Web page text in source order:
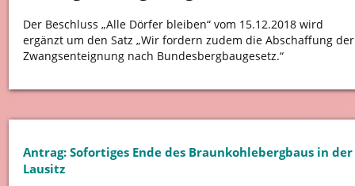
Der Beschluss „Alle Dörfer bleiben“ vom 15.12.2018 wird
ergänzt um den Satz „Wir fordern zudem die Abschaffung der
Zwangsenteignung nach Bundesbergbaugesetz.“
Antrag: Sofortiges Ende des Braunkohlebergbaus in der
Lausitz